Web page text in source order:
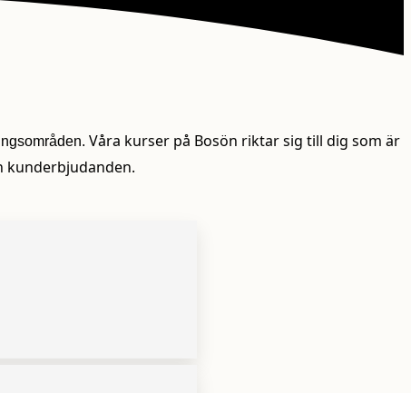
Våra kurser på Bosön riktar sig till dig som är
kunderbjudanden.